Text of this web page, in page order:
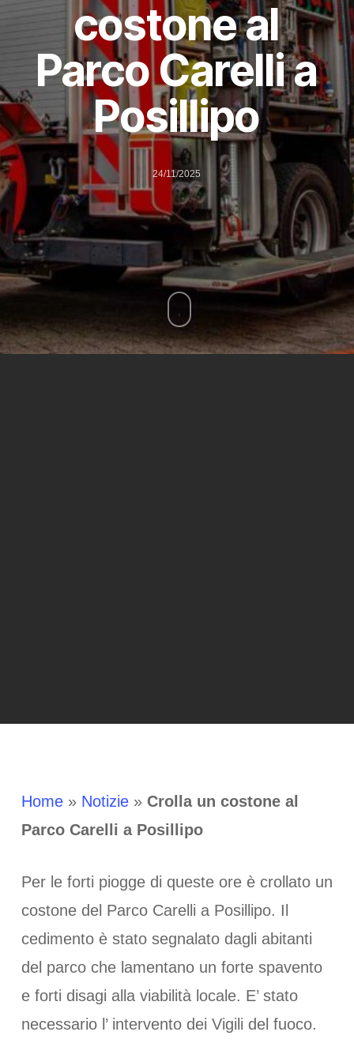
costone al
Parco Carelli a
Posillipo
24/11/2025
Home» Notizie» Crolla un costone al
Parco Carelli a Posillipo
Per le forti piogge di queste ore è crollato un
costone del Parco Carelli a Posillipo. Il
cedimento è stato segnalato dagli abitanti
del parco che lamentano un forte spavento
e forti disagi alla viabilità locale. E’ stato
necessario l’ intervento dei Vigili del fuoco.